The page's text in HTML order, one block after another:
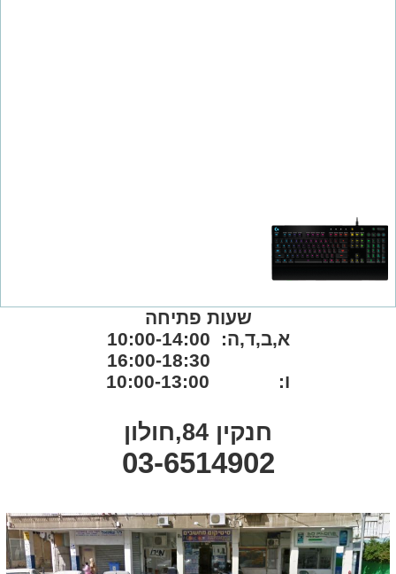
שעות פתיחה
א,ב,ד,ה: 10:00-14:00
ו: 10:00-13:00
חנקין 84,חולון
03-6514902